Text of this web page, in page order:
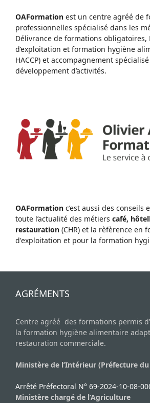
OAFormation est un centre agréé de
professionnelles spécialisé dans les
Délivrance de formations obligatoires,
d’exploitation et formation hygiène
HACCP) et accompagnement
développement d’activités.
OAFormation c’est aussi des conseils
toute l’actualité des métiers café,
restauration (CHR) et la rèfèrence en
d'exploitation et pour la formation
AGRÉMENTS
Centre agréé des formations permis
la formation hygiène alimentaire
restauration commerciale.
Ministère de l’Intérieur (Préfecture du
Arrêté Préfectoral N° 69-2024-10-08-
Ministère chargé de l’Agriculture